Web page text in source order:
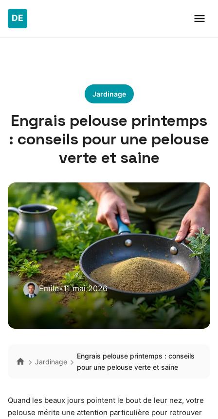
Jardinage
Engrais pelouse printemps
: conseils pour une pelouse
verte et saine
Emile•11 mai 2026
Jardinage
Engrais pelouse printemps : conseils
pour une pelouse verte et saine
Quand les beaux jours pointent le bout de leur nez, votre
pelouse mérite une attention particulière pour retrouver